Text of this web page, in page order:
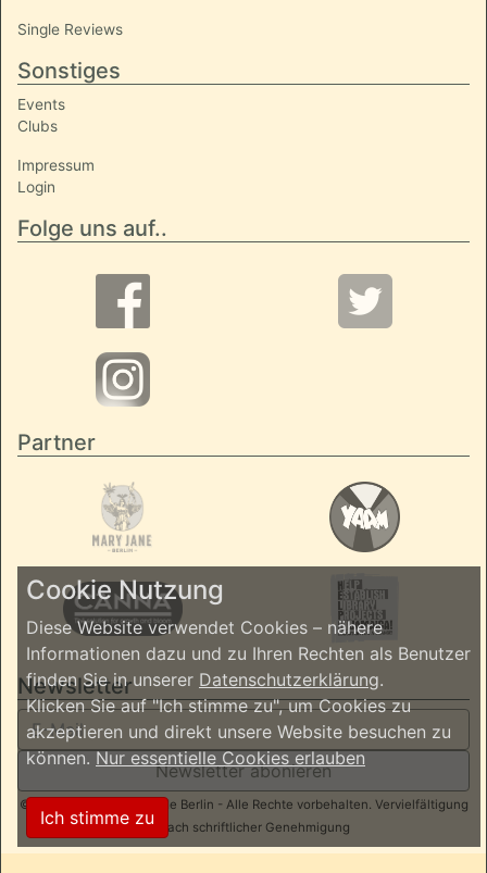
Single Reviews
Sonstiges
Events
Clubs
Impressum
Login
Folge uns auf..
Partner
Newsletter
Newsletter abonieren
© 2026 ReggaeInBerlin.de Berlin - Alle Rechte vorbehalten. Vervielfältigung
nur nach schriftlicher Genehmigung
Cookie Nutzung
Diese Website verwendet Cookies – nähere
Informationen dazu und zu Ihren Rechten als Benutzer
finden Sie in unserer Datenschutzerklärung.
Klicken Sie auf "Ich stimme zu", um Cookies zu
akzeptieren und direkt unsere Website besuchen zu
können.Nur essentielle Cookies erlauben
Ich stimme zu